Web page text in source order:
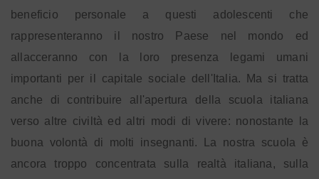
beneficio personale a questi adolescenti che
rappresenteranno il nostro Paese nel mondo ed
allacceranno con la loro presenza legami umani
importanti per il capitale sociale dell'Italia. Ma si tratta
anche di contribuire all'apertura della scuola italiana
verso altre civiltà ed altri modi di vivere: nonostante la
buona volontà di molti insegnanti. La nostra scuola è
ancora troppo concentrata sulla realtà italiana, sulla